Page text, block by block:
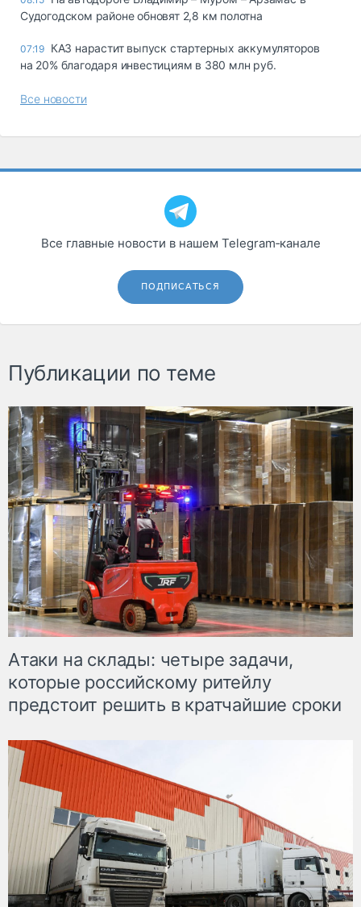
Судогодском районе обновят 2,8 км полотна
07:19 КАЗ нарастит выпуск стартерных аккумуляторов
на 20% благодаря инвестициям в 380 млн руб.
Все новости
Все главные новости в нашем Telegram‑канале
ПОДПИСАТЬСЯ
Публикации по теме
Атаки на склады: четыре задачи,
которые российскому ритейлу
предстоит решить в кратчайшие сроки